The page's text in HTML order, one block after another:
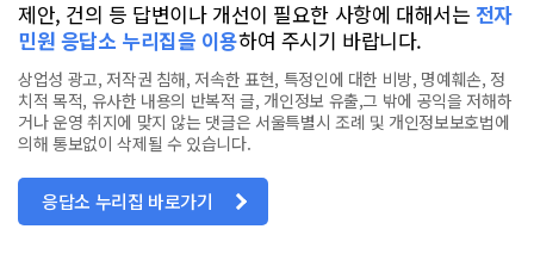
제안, 건의 등 답변이나 개선이 필요한 사항에 대해서는 전자
민원 응답소 누리집을 이용하여 주시기 바랍니다.
상업성 광고, 저작권 침해, 저속한 표현, 특정인에 대한 비방, 명예훼손, 정
치적 목적, 유사한 내용의 반복적 글, 개인정보 유출,그 밖에 공익을 저해하
거나 운영 취지에 맞지 않는 댓글은 서울특별시 조례 및 개인정보보호법에
의해 통보없이 삭제될 수 있습니다.
응답소 누리집 바로가기